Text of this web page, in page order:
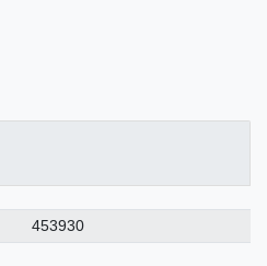
453930